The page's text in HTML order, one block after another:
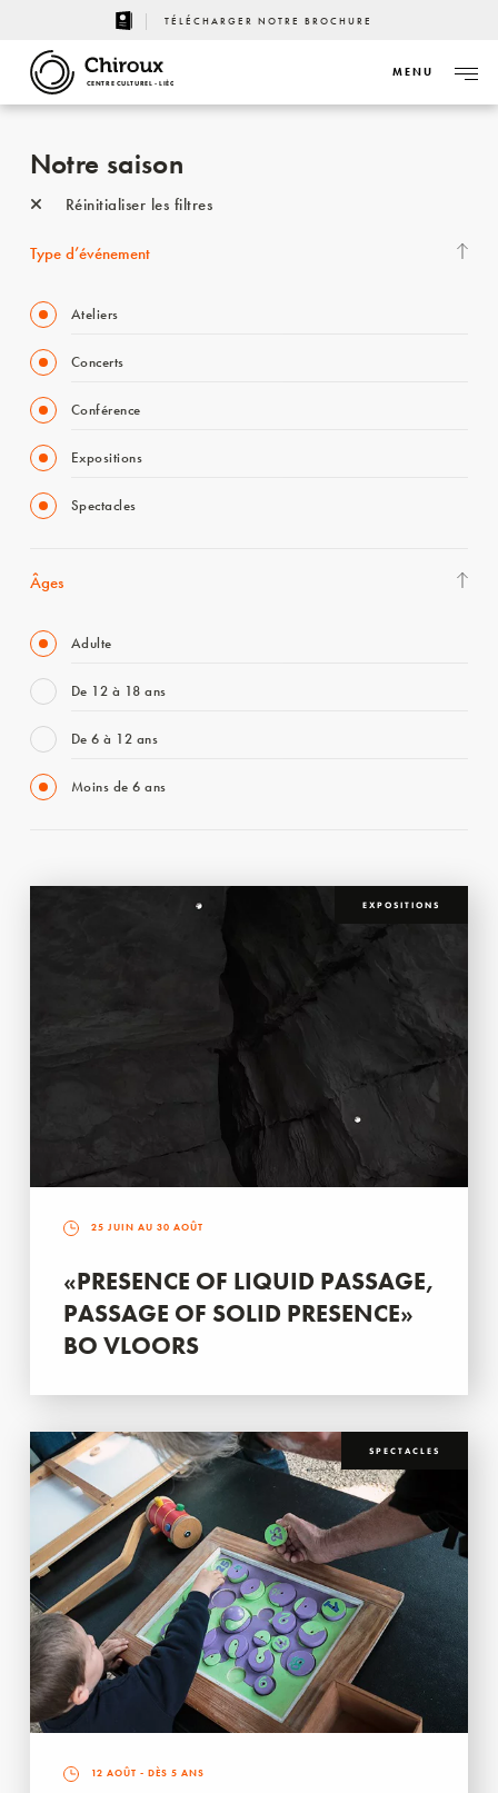
TÉLÉCHARGER NOTRE BROCHURE
CENTRE CULTUREL - LIÈGE
MENU
Notre saison
Réinitialiser les filtres
Type d’événement
Ateliers
Concerts
Conférence
Expositions
Spectacles
Âges
Adulte
De 12 à 18 ans
De 6 à 12 ans
Moins de 6 ans
EXPOSITIONS
25 JUIN AU 30 AOÛT
«PRESENCE OF LIQUID PASSAGE,
PASSAGE OF SOLID PRESENCE»
BO VLOORS
SPECTACLES
12 AOÛT - DÈS 5 ANS